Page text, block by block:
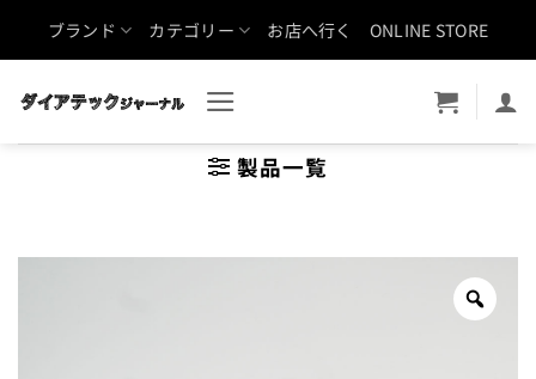
ブランド カテゴリー お店へ行く ONLINE STORE
製品一覧